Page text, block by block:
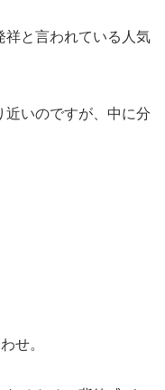
祥と言われている人気
近いのですが、中に分
せ。